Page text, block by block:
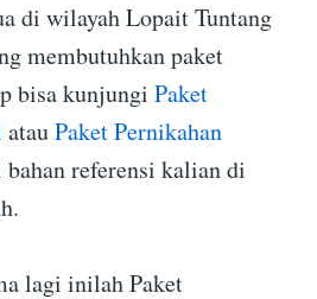
di wilayah Lopait Tuntang
membutuhkan paket
bisa kunjungi Paket
atauPaket Pernikahan
bahan referensi kalian di
lagi inilah Paket